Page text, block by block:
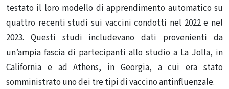
testato il loro modello di apprendimento automatico su
quattro recenti studi sui vaccini condotti nel 2022 e nel
2023. Questi studi includevano dati provenienti da
un’ampia fascia di partecipanti allo studio a La Jolla, in
California e ad Athens, in Georgia, a cui era stato
somministrato uno dei tre tipi di vaccino antinfluenzale.